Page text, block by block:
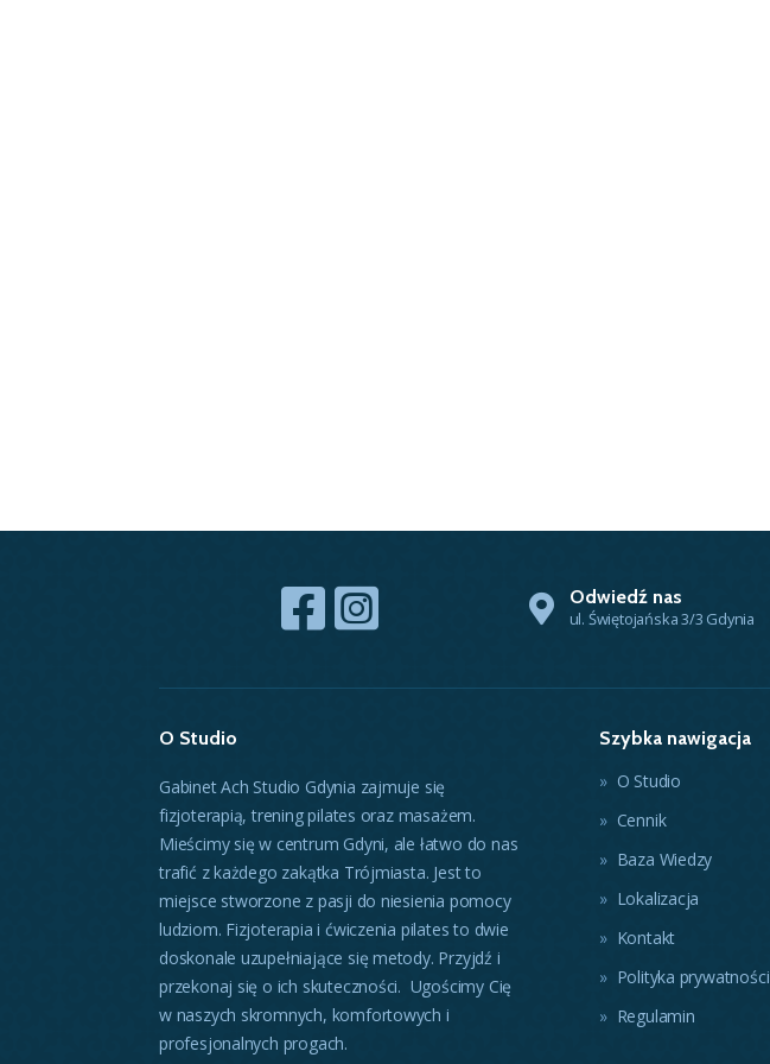
Odwiedź nas
ul. Świętojańska 3/3 Gdynia
O Studio
Gabinet Ach Studio Gdynia zajmuje się
fizjoterapią, trening pilates oraz masażem.
Mieścimy się w centrum Gdyni, ale łatwo do nas
trafić z każdego zakątka Trójmiasta. Jest to
miejsce stworzone z pasji do niesienia pomocy
ludziom. Fizjoterapia i ćwiczenia pilates to dwie
doskonale uzupełniające się metody. Przyjdź i
przekonaj się o ich skuteczności. Ugościmy Cię
w naszych skromnych, komfortowych i
profesjonalnych progach.
Szybka nawigacja
O Studio
Cennik
Baza Wiedzy
Lokalizacja
Kontakt
Polityka prywatności
Regulamin